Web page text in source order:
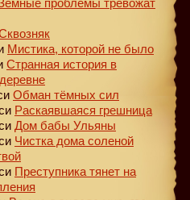
Мистика, которой не было
Странная история в
Обман тёмных сил
Раскаявшаяся грешница
Дом бабы Ульяны
Чистка дома соленой
Преступника тянет на